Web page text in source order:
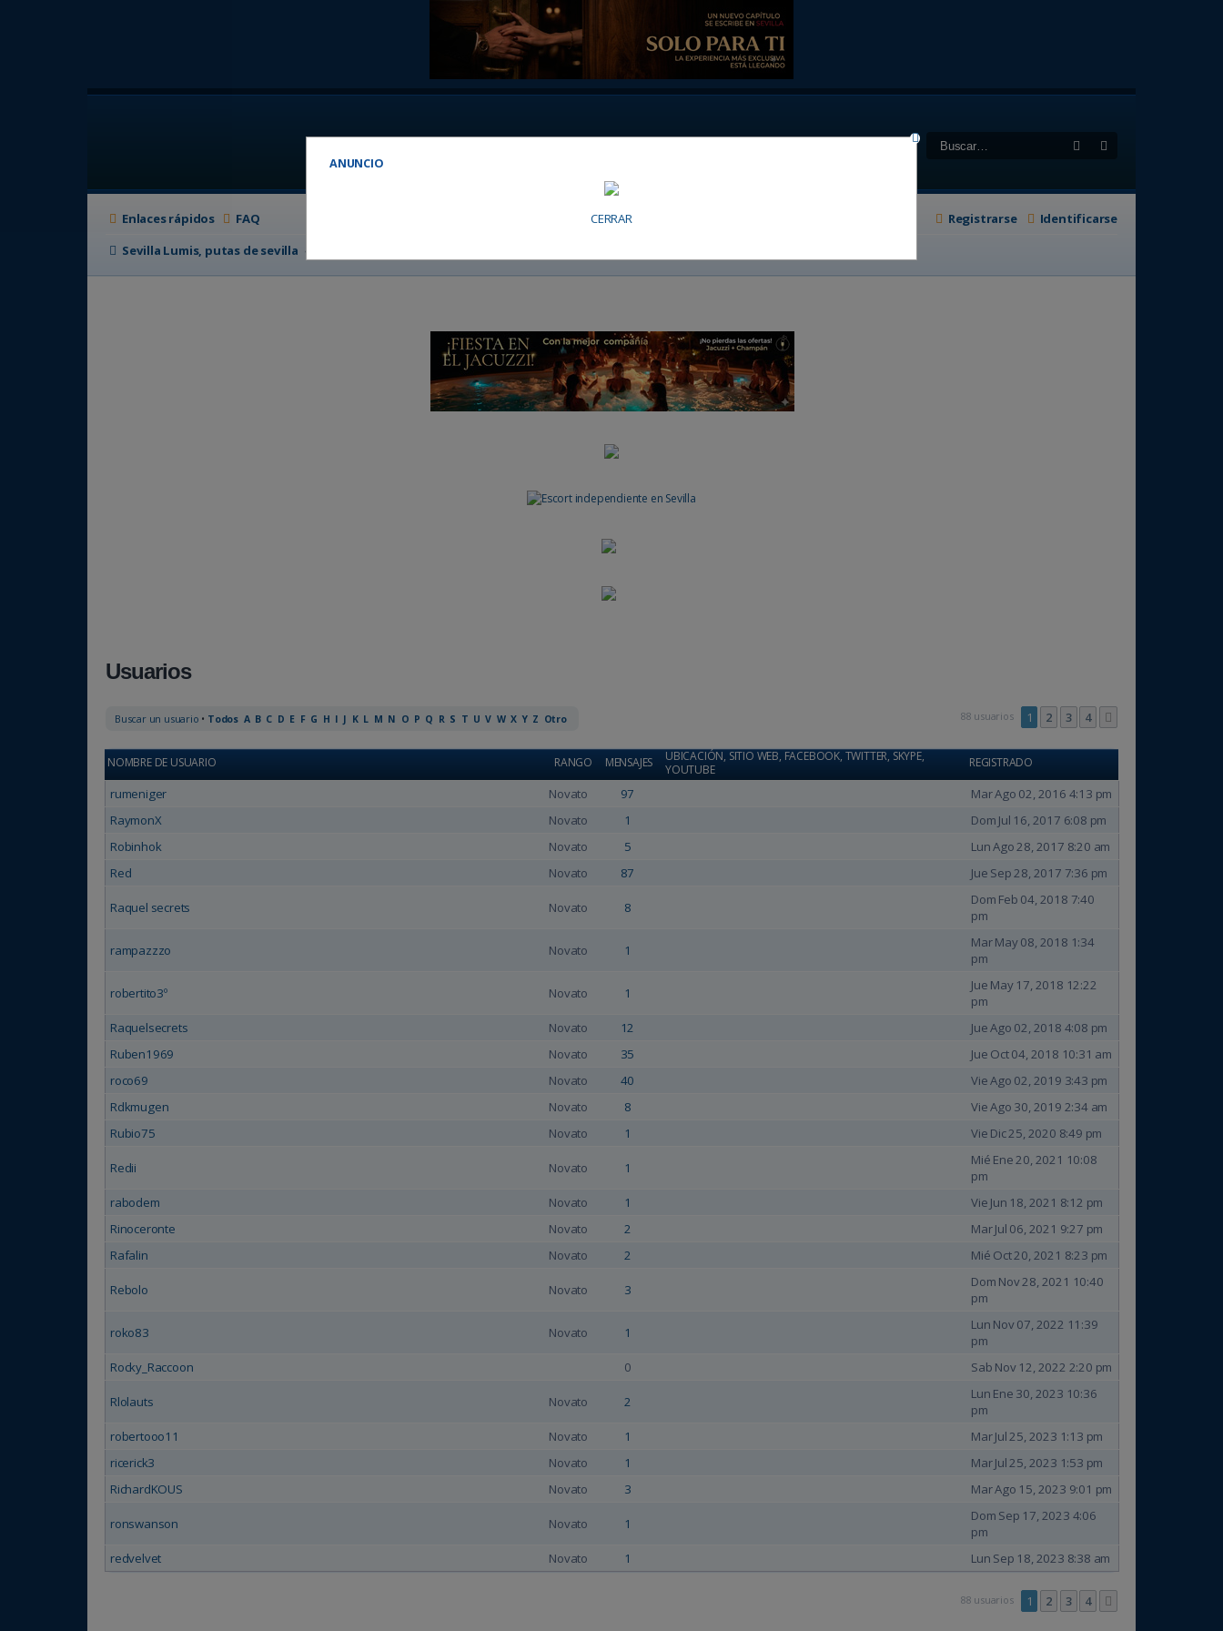
Buscar
Enlaces rápidos FAQ Identificarse
Registrarse
Sevilla Lumis, putas de sevilla
Usuarios
Buscar un usuario • Todos A B C D E F G H I J K L M N O P Q R S T U V W X Y Z Otro 88 usuarios 1 2 3 4
RANGO
NOMBRE DE USUARIO MENSAJES
UBICACIÓN, SITIO WEB, FACEBOOK, TWITTER, SKYPE,
YOUTUBE
REGISTRADO
Novato
rumeniger 97
Mar Ago 02, 2016 4:13 pm
Novato
RaymonX 1
Dom Jul 16, 2017 6:08 pm
Novato
Robinhok 5
Lun Ago 28, 2017 8:20 am
Novato
Red 87 Jue Sep 28, 2017 7:36 pm
Novato
Raquel secrets 8
Dom Feb 04, 2018 7:40
pm
Novato
rampazzzo 1
Mar May 08, 2018 1:34
pm
Novato
robertito3º 1
Jue May 17, 2018 12:22
pm
Novato
Raquelsecrets 12
Jue Ago 02, 2018 4:08 pm
Novato
Ruben1969 35
Jue Oct 04, 2018 10:31 am
Novato
roco69 40
Vie Ago 02, 2019 3:43 pm
Novato
Rdkmugen 8
Vie Ago 30, 2019 2:34 am
Novato
Rubio75 1 Vie Dic 25, 2020 8:49 pm
Novato
Redii 1
Mié Ene 20, 2021 10:08
pm
Novato
rabodem 1
Vie Jun 18, 2021 8:12 pm
Novato
Rinoceronte 2
Mar Jul 06, 2021 9:27 pm
Novato
Rafalin 2 Mié Oct 20, 2021 8:23 pm
Novato
Rebolo 3
Dom Nov 28, 2021 10:40
pm
Novato
roko83 1
Lun Nov 07, 2022 11:39
pm
Rocky_Raccoon
0 Sab Nov 12, 2022 2:20 pm
Novato
Rlolauts 2
Lun Ene 30, 2023 10:36
pm
Novato
robertooo11 1
Mar Jul 25, 2023 1:13 pm
Novato
ricerick3 1
Mar Jul 25, 2023 1:53 pm
Novato
RichardKOUS 3 Mar Ago 15, 2023 9:01 pm
Novato
ronswanson 1
Dom Sep 17, 2023 4:06
pm
Novato
redvelvet 1 Lun Sep 18, 2023 8:38 am
88 usuarios 1 2 3 4
ANUNCIO
CERRAR